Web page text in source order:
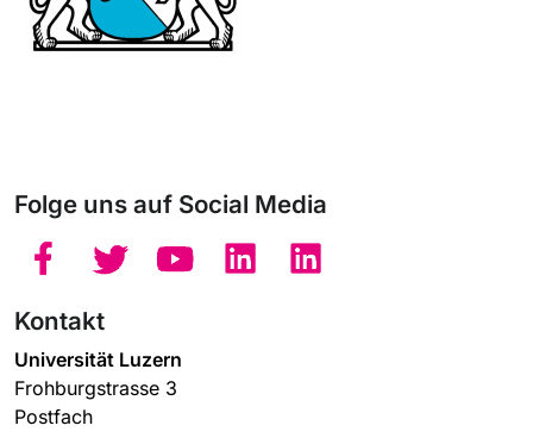
Folge uns auf Social Media
Kontakt
Universität Luzern
Frohburgstrasse 3
Postfach